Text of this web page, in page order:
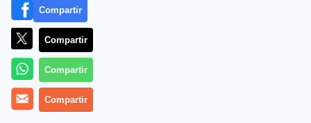
Más información
Compartir
Compartir
Compartir
Compartir